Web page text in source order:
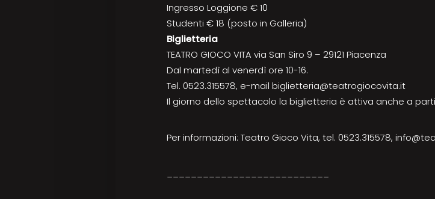
Ingresso Loggione € 10
Studenti € 18 (posto in Galleria)
Biglietteria
TEATRO GIOCO VITA via San Siro 9 – 29121 Piacenza
Dal martedì al venerdì ore 10-16.
Tel. 0523.315578, e-mail biglietteria@teatrogiocovita.it
Il giorno dello spettacolo la biglietteria è attiva anche a
Per informazioni: Teatro Gioco Vita, tel. 0523.315578,